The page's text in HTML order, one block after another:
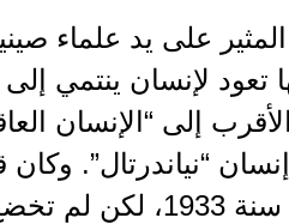
على يد علماء
تعود لإنسان ينتمي
الأقرب إلى “الإنسان
“نياندرتال”.
شرق الصين سنة